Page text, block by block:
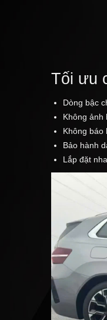
Tối ưu
Dòng bậc
Không ảnh
Không báo
Bảo hành
Lắp đặt